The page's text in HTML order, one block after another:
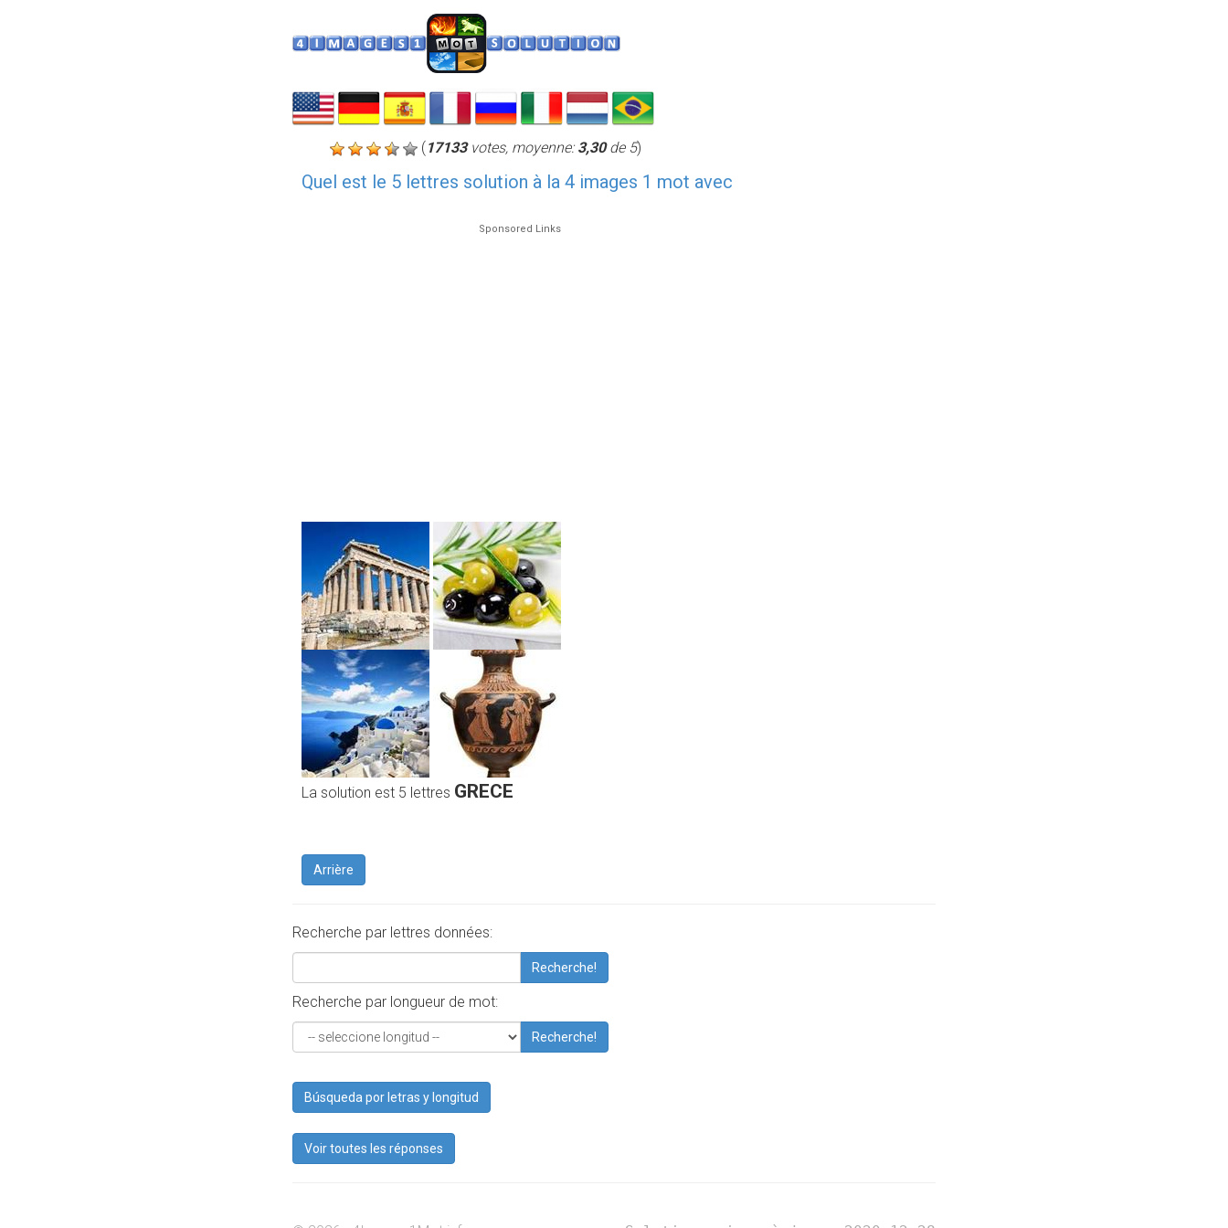
(17133votes, moyenne:3,30de 5)
Quel est le 5 lettres solution à la 4 images 1 mot avec
Sponsored Links
La solution est 5 lettres GRECE
Arrière
Recherche par lettres données:
Recherche!
Recherche par longueur de mot:
Recherche!
Búsqueda por letras y longitud
Voir toutes les réponses